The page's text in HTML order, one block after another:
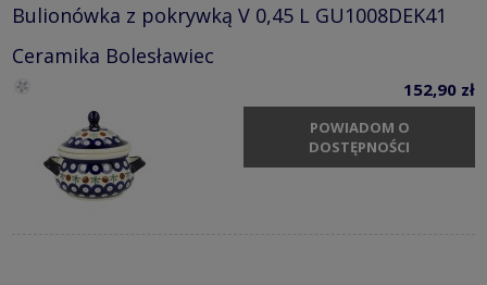
Bulionówka z pokrywką V 0,45 L GU1008DEK41
Ceramika Bolesławiec
152,90 zł
POWIADOM O
DOSTĘPNOŚCI